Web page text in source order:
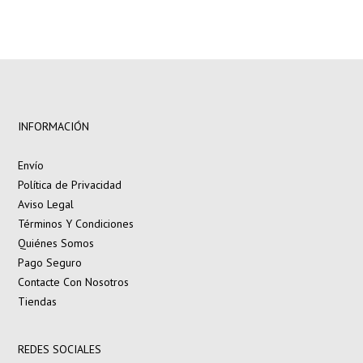
INFORMACIÓN
Envío
Política de Privacidad
Aviso Legal
Términos Y Condiciones
Quiénes Somos
Pago Seguro
Contacte Con Nosotros
Tiendas
REDES SOCIALES